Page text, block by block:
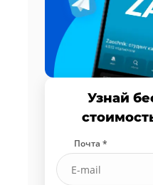
Узнай
Почта *